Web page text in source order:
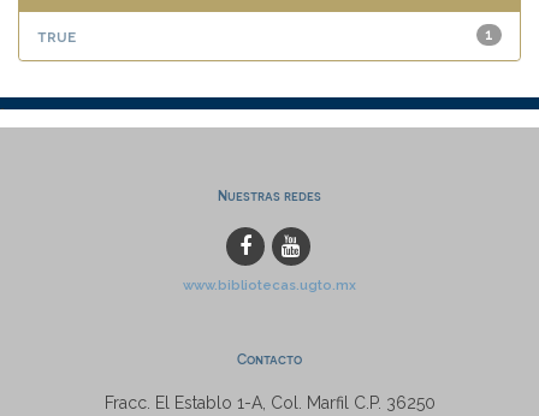
1
true
Nuestras redes
www.bibliotecas.ugto.mx
Contacto
Fracc. El Establo 1-A, Col. Marfil C.P. 36250